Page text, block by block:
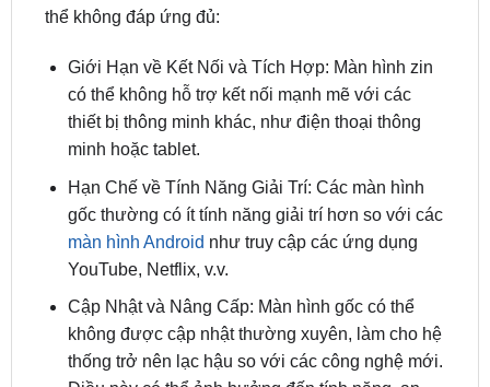
Giới Hạn về Kết Nối và Tích Hợp: Màn hình zin
thiết bị thông minh khác, như điện thoại thông
minh hoặc tablet.
Hạn Chế về Tính Năng Giải Trí: Các màn hình
gốc thường có ít tính năng giải trí hơn so với các
màn hình Android như truy cập các ứng dụng
YouTube, Netflix, v.v.
Cập Nhật và Nâng Cấp: Màn hình gốc có thể
không được cập nhật thường xuyên, làm cho hệ
thống trở nên lạc hậu so với các công nghệ mới.
Điều này có thể ảnh hưởng đến tính năng, an
toàn, và hiệu quả của hệ thống.